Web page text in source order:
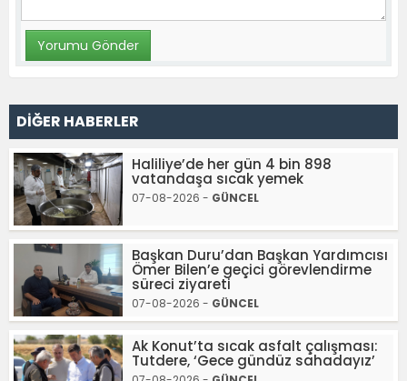
DİĞER HABERLER
Haliliye’de her gün 4 bin 898
vatandaşa sıcak yemek
07-08-2026 - GÜNCEL
Başkan Duru’dan Başkan Yardımcısı
Ömer Bilen’e geçici görevlendirme
süreci ziyareti
07-08-2026 - GÜNCEL
Ak Konut’ta sıcak asfalt çalışması:
Tutdere, ‘Gece gündüz sahadayız’